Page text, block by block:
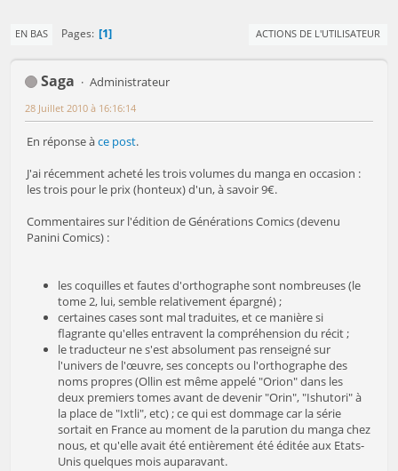
EN BAS Pages 1 ACTIONS DE L'UTILISATEUR
Saga Administrateur
28 Juillet 2010 à 16:16:14
En réponse àce post.
J'ai récemment acheté les trois volumes du manga en occasion :
les trois pour le prix (honteux) d'un, à savoir 9€.
Commentaires sur l'édition de Générations Comics (devenu
Panini Comics) :
les coquilles et fautes d'orthographe sont nombreuses (le
tome 2, lui, semble relativement épargné) ;
certaines cases sont mal traduites, et ce manière si
flagrante qu'elles entravent la compréhension du récit ;
le traducteur ne s'est absolument pas renseigné sur
l'univers de l'œuvre, ses concepts ou l'orthographe des
noms propres (Ollin est même appelé "Orion" dans les
deux premiers tomes avant de devenir "Orin", "Ishutori" à
la place de "Ixtli", etc) ; ce qui est dommage car la série
sortait en France au moment de la parution du manga chez
nous, et qu'elle avait été entièrement été éditée aux Etats-
Unis quelques mois auparavant.